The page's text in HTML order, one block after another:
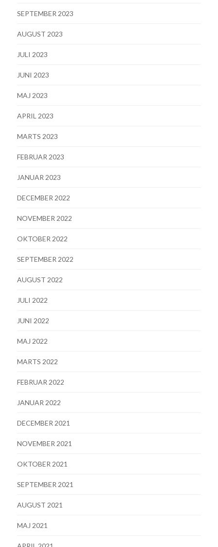
SEPTEMBER 2023
AUGUST 2023
JULI 2023
JUNI 2023
MAJ 2023
APRIL 2023
MARTS 2023
FEBRUAR 2023
JANUAR 2023
DECEMBER 2022
NOVEMBER 2022
OKTOBER 2022
SEPTEMBER 2022
AUGUST 2022
JULI 2022
JUNI 2022
MAJ 2022
MARTS 2022
FEBRUAR 2022
JANUAR 2022
DECEMBER 2021
NOVEMBER 2021
OKTOBER 2021
SEPTEMBER 2021
AUGUST 2021
MAJ 2021